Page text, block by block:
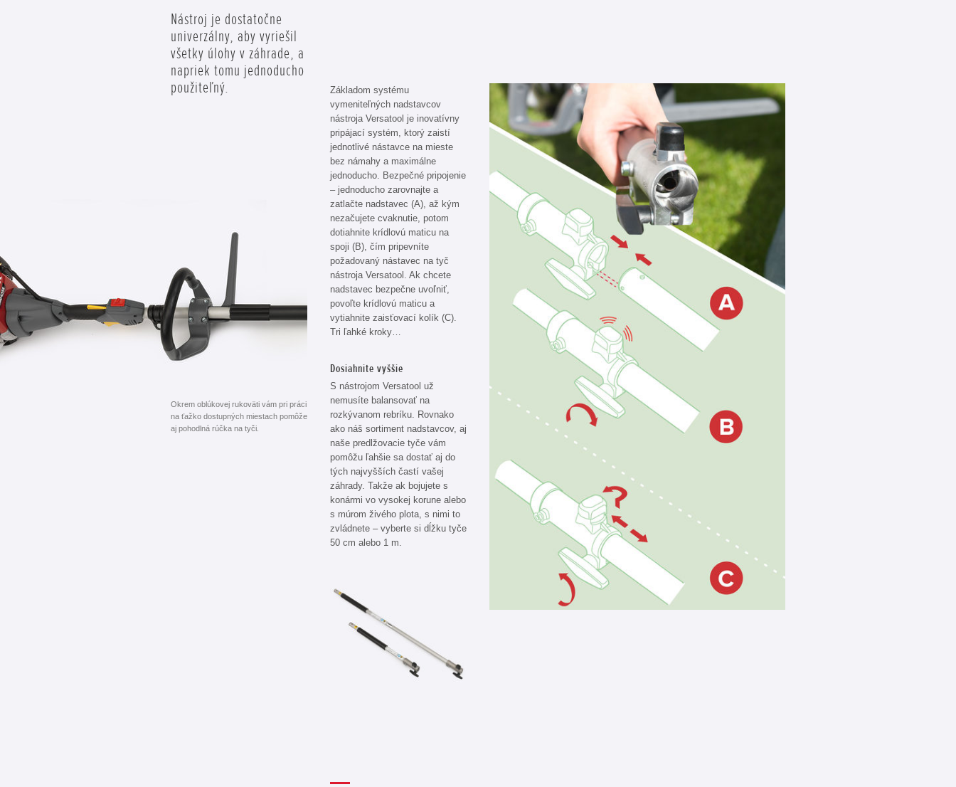
Nástroj je dostatočne
univerzálny, aby vyriešil
všetky úlohy v záhrade, a
napriek tomu jednoducho
použiteľný.
Okrem oblúkovej rukoväti vám pri práci
na ťažko dostupných miestach pomôže
aj pohodlná rúčka na tyči.
Základom systému
vymeniteľných nadstavcov
nástroja Versatool je inovatívny
pripájací systém, ktorý zaistí
jednotlivé nástavce na mieste
bez námahy a maximálne
jednoducho. Bezpečné pripojenie
– jednoducho zarovnajte a
zatlačte nadstavec (A), až kým
nezačujete cvaknutie, potom
dotiahnite krídlovú maticu na
spoji (B), čím pripevníte
požadovaný nástavec na tyč
nástroja Versatool. Ak chcete
nadstavec bezpečne uvoľniť,
povoľte krídlovú maticu a
vytiahnite zaisťovací kolík (C).
Tri ľahké kroky…
Dosiahnite vyššie
S nástrojom Versatool už
nemusíte balansovať na
rozkývanom rebríku. Rovnako
ako náš sortiment nadstavcov, aj
naše predlžovacie tyče vám
pomôžu ľahšie sa dostať aj do
tých najvyšších častí vašej
záhrady. Takže ak bojujete s
konármi vo vysokej korune alebo
s múrom živého plota, s nimi to
zvládnete – vyberte si dĺžku tyče
50 cm alebo 1 m.